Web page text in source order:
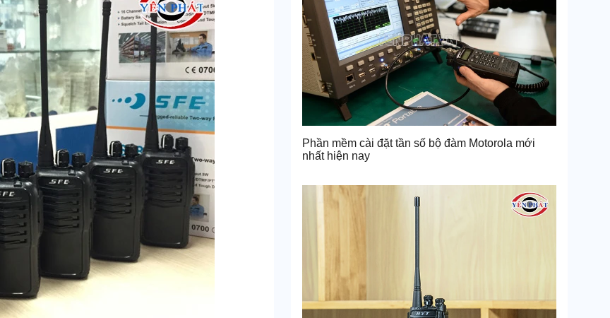
Phần mềm cài đặt tần số bộ đàm Motorola mới
nhất hiện nay